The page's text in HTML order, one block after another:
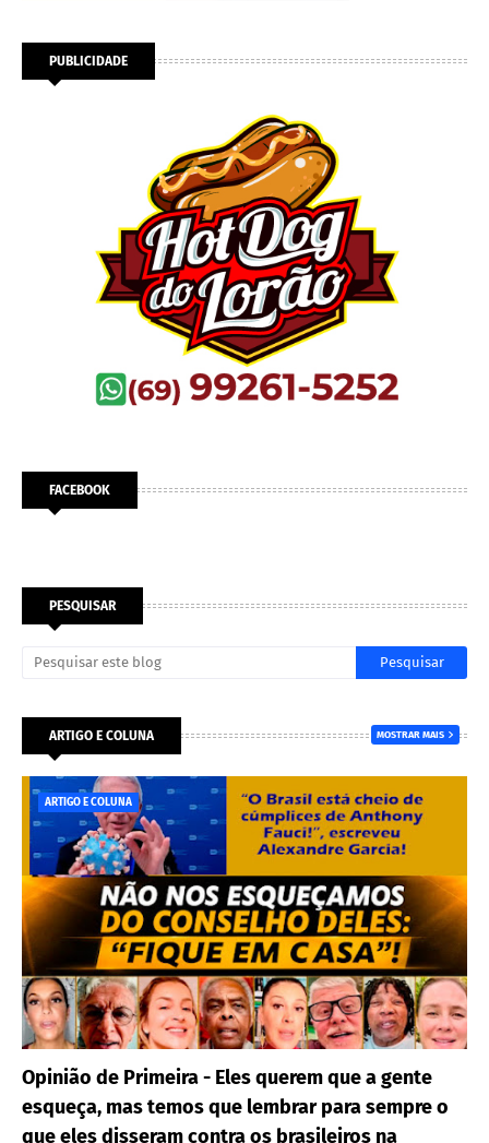
PUBLICIDADE
FACEBOOK
PESQUISAR
ARTIGO E COLUNA MOSTRAR MAIS
ARTIGO E COLUNA
Opinião de Primeira - Eles querem que a gente
esqueça, mas temos que lembrar para sempre o
que eles disseram contra os brasileiros na